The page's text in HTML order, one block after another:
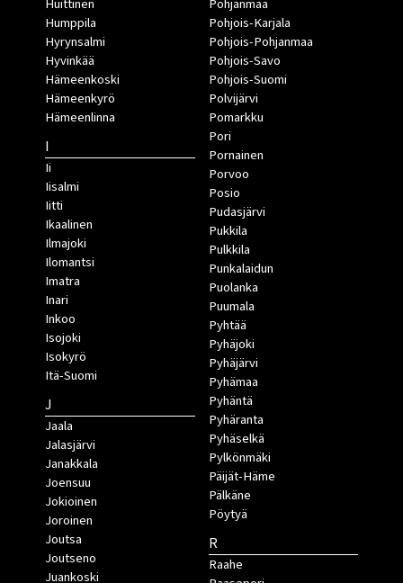
Huittinen
Humppila
Hyrynsalmi
Hyvinkää
Hämeenkoski
Hämeenkyrö
Hämeenlinna
I
Ii
Iisalmi
Iitti
Ikaalinen
Ilmajoki
Ilomantsi
Imatra
Inari
Inkoo
Isojoki
Isokyrö
Itä-Suomi
J
Jaala
Jalasjärvi
Janakkala
Joensuu
Jokioinen
Joroinen
Joutsa
Joutseno
Juankoski
Pohjanmaa
Pohjois-Karjala
Pohjois-Pohjanmaa
Pohjois-Savo
Pohjois-Suomi
Polvijärvi
Pomarkku
Pori
Pornainen
Porvoo
Posio
Pudasjärvi
Pukkila
Pulkkila
Punkalaidun
Puolanka
Puumala
Pyhtää
Pyhäjoki
Pyhäjärvi
Pyhämaa
Pyhäntä
Pyhäranta
Pyhäselkä
Pylkönmäki
Päijät-Häme
Pälkäne
Pöytyä
R
Raahe